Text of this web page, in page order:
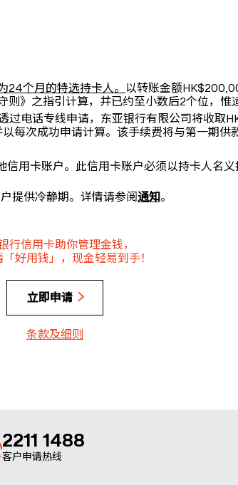
24个月的特选持卡人。
以转账金额
》之指引计算，并已约至小数后2个位，惟
过电话专线申请，东亚银行有限公司将收取
次成功申请计算。该手续费将与第一期供
用卡账户。此信用卡账户必须以持卡人名
提供冷静期。详情请参阅通知。
行信用卡助你管理金钱，
好用钱」，现金轻易到手！
立即申请
条款及细则
2211 1488
客户申请热线